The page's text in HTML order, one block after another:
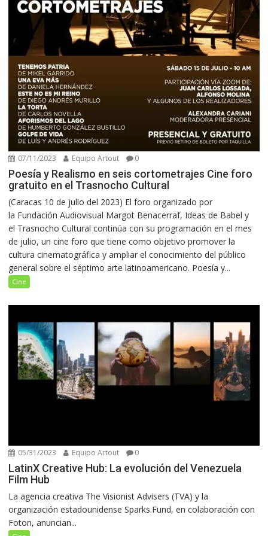
07/11/2023 Equipo Artout 0
Poesía y Realismo en seis cortometrajes Cine foro
gratuito en el Trasnocho Cultural
(Caracas 10 de julio del 2023) El foro organizado por
la Fundación Audiovisual Margot Benacerraf, Ideas de Babel y
el Trasnocho Cultural continúa con su programación en el mes
de julio, un cine foro que tiene como objetivo promover la
cultura cinematográfica y ampliar el conocimiento del público
general sobre el séptimo arte latinoamericano. Poesía y...
Cine
05/31/2023 Equipo Artout 0
LatinX Creative Hub: La evolución del Venezuela
Film Hub
La agencia creativa The Visionist Advisers (TVA) y la
organización estadounidense Sparks.Fund, en colaboración con
Foton, anuncian...